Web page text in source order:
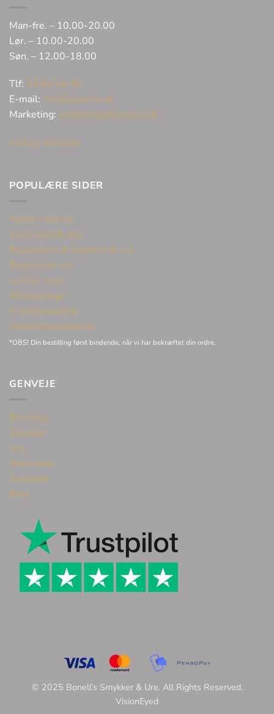
Man-fre. – 10.00-20.00
Lør. – 10.00-20.00
Søn. – 12.00-18.00
Tlf: 32 62 06 45
E-mail: info@bonells.dk
Marketing: marketing@bonells.dk
Ledige stillinger
POPULÆRE SIDER
Huller i ørerne
Sælg guld & sølv
Reparation af smykker & ure
Eksklusive ure
Unikke varer
Vielsesringe
Privatlivspolitik
Handelsbetingelser
*OBS! Din bestilling først bindende, når vi har bekræftet din ordre.
GENVEJE
Øreringe
Smykker
Ure
Halskæde
Gavekort
Blog
© 2025 Bonell’s Smykker & Ure. All Rights Reserved.
VisionEyed